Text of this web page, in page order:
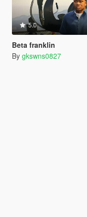
5.0
Beta franklin
By gkswns0827